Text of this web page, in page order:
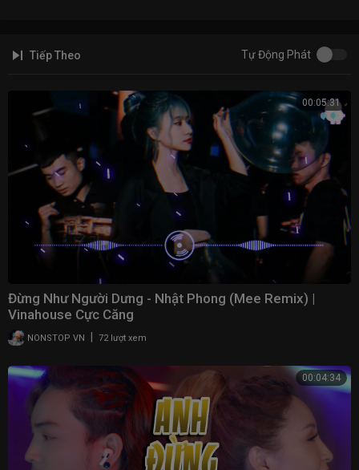
Tiếp Theo Tự Động Phát
00:05:31
Đừng Như Người Dưng - Nhật Phong (Mee Remix) |
Vinahouse Cực Căng
NONSTOP VN 72 lượt xem
00:04:34